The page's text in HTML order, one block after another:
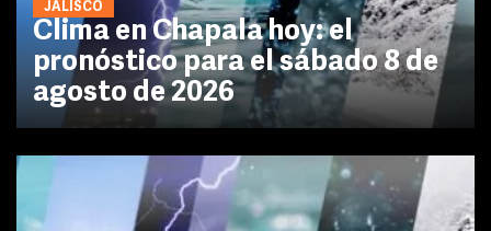
JALISCO
Clima en Chapala hoy: el
pronóstico para el sábado 8 de
agosto de 2026